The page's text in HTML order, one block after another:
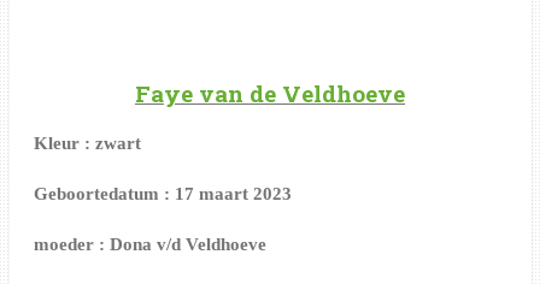
Faye van de Veldhoeve
Kleur : zwart
Geboortedatum : 17 maart 2023
moeder : Dona v/d Veldhoeve